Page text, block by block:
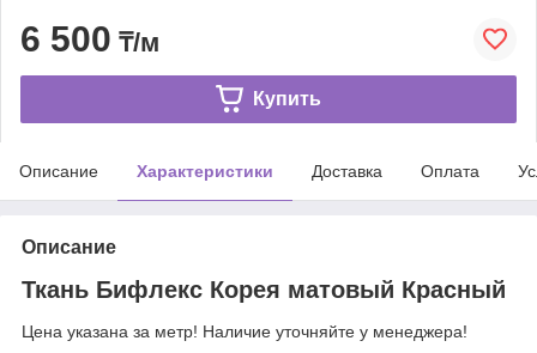
6 500 ₸/м
Купить
Описание Характеристики Доставка Оплата
Описание
Ткань Бифлекс Корея матовый Красный
Цена указана за метр! Наличие уточняйте у менеджера!